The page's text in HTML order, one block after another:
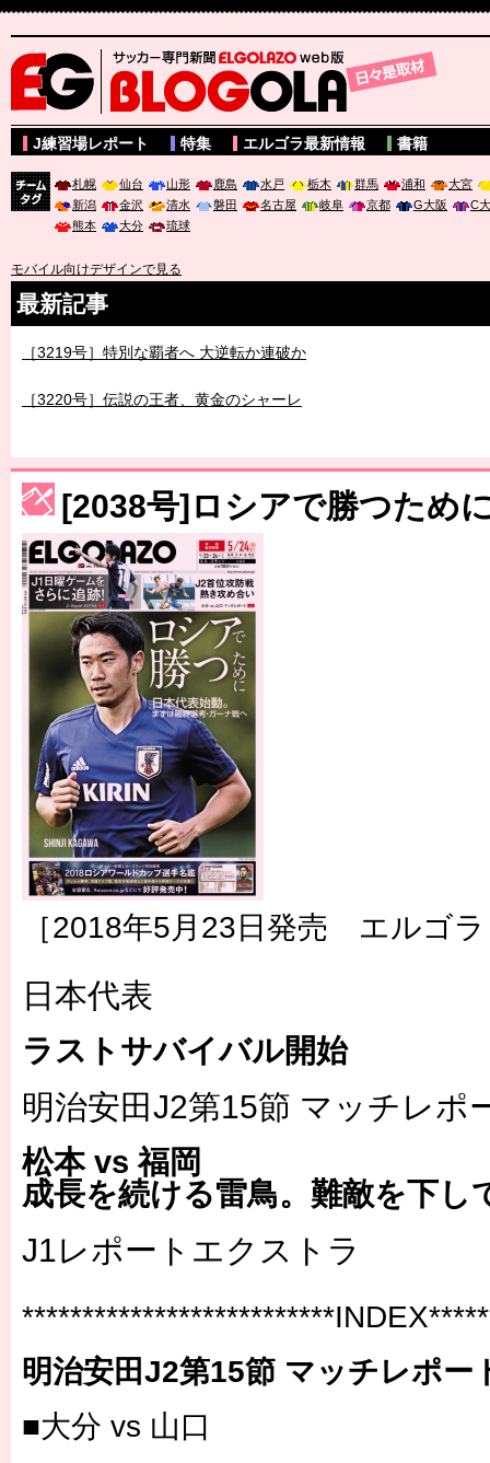
サッカー専門新聞ELGOLAZO web版 BLOGOLA
J練習場レポート 特集 エルゴラ最新情報 書籍
札幌 仙台 山形 鹿島 水戸 栃木 群馬 浦和
大宮
新潟
金沢 清水 磐田 名古屋 岐阜 京都 G大阪
C
熊本
大分 琉球
モバイル向けデザインで見る
最新記事
［3219号］特別な覇者へ 大逆転か連破か
［3230号］世界一への夢は終わらない
［3223号］一丸。日本出陣
［3222号］史上最大のW杯開幕 注目は「個」
[2038号]ロシアで勝つため
［2018年5月23日発売 エルゴ
日本代表
ラストサバイバル開始
明治安田J2第15節 マッチレポ
松本 vs 福岡
成長を続ける雷鳥。難敵を下し
J1レポートエクストラ
明治安田J2第15節 マッチレポー
■大分 vs 山口